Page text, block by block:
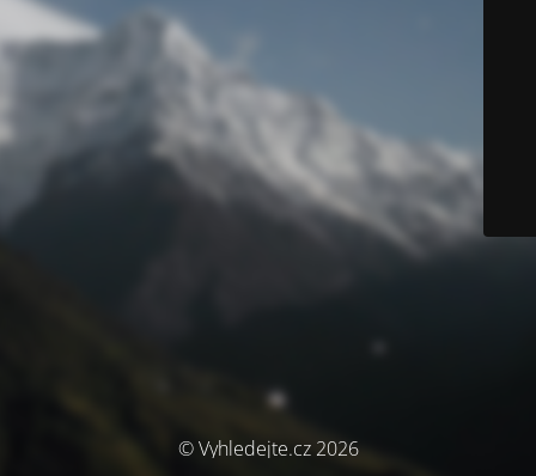
© Vyhledejte.cz 2026